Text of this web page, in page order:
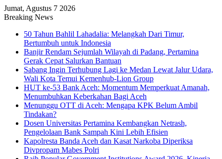
Jumat, Agustus 7 2026
Breaking News
50 Tahun Bahlil Lahadalia: Melangkah Dari Timur,
Bertumbuh untuk Indonesia
Banjir Rendam Sejumlah Wilayah di Padang, Pertamina
Gerak Cepat Salurkan Bantuan
Sabang Ingin Terhubung Lagi ke Medan Lewat Jalur Udara,
Wali Kota Temui Kemenhub-Lion Group
HUT ke-53 Bank Aceh: Momentum Memperkuat Amanah,
Menumbuhkan Keberkahan Bagi Aceh
Menunggu OTT di Aceh: Mengapa KPK Belum Ambil
Tindakan?
Dosen Universitas Pertamina Kembangkan Netrash,
Pengelolaan Bank Sampah Kini Lebih Efisien
Kapolresta Banda Aceh dan Kasat Narkoba Diperiksa
Divpropam Mabes Polri